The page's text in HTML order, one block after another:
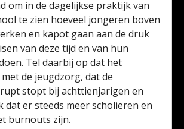
om in de dagelijkse praktijk van
te zien hoeveel jongeren boven
en kapot gaan aan de druk
van deze tijd en van hun
Tel daarbij op dat het
de jeugdzorg, dat de
stopt bij achttienjarigen en
dat er steeds meer scholieren en
burnouts zijn.